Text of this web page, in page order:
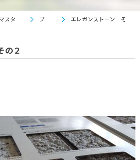
広島市の外壁塗装は塗替えマスターズ ブログ エレガンストーン その２
の２